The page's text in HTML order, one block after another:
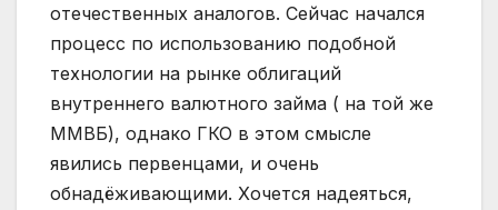
отечественных аналогов. Сейчас начался
процесс по использованию подобной
технологии на рынке облигаций
внутреннего валютного займа ( на той же
ММВБ), однако ГКО в этом смысле
явились первенцами, и очень
обнадёживающими. Хочется надеяться,